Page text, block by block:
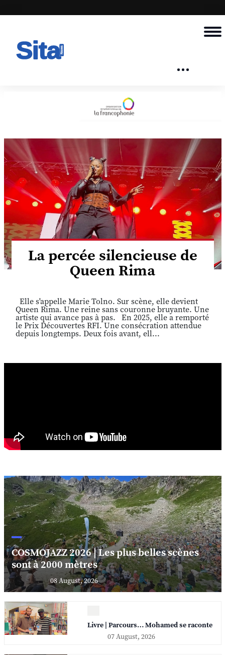
La percée silencieuse de
Queen Rima
Elle s'appelle Marie Tolno. Sur scène, elle devient
Queen Rima. Une reine sans couronne bruyante. Une
artiste qui avance pas à pas. En 2025, elle a remporté
le Prix Découvertes RFI. Une consécration attendue
depuis longtemps. Deux fois avant, ell...
COSMOJAZZ 2026 | Les plus belles scènes
sont à 2000 mètres
08 August, 2026
Livre | Parcours… Mohamed se raconte
07 August, 2026